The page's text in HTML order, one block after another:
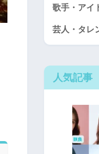
歌手・アイ
芸人・タレ
人気記事